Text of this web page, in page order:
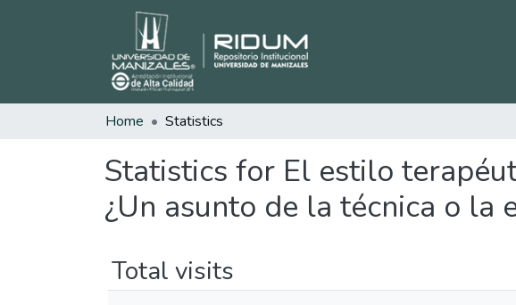
Home Statistics
Statistics for El estilo
¿Un asunto de la técnica o
Total visits